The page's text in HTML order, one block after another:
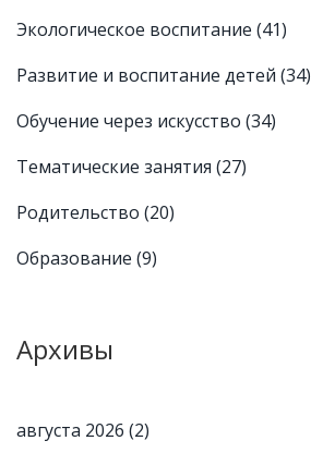
Экологическое воспитание (41)
Развитие и воспитание детей (34)
Обучение через искусство (34)
Тематические занятия (27)
Родительство (20)
Образование (9)
Архивы
августа 2026 (2)